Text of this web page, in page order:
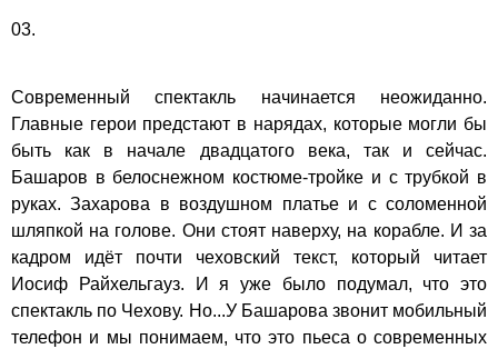
03.
Современный спектакль начинается неожиданно.
Главные герои предстают в нарядах, которые могли бы
быть как в начале двадцатого века, так и сейчас.
Башаров в белоснежном костюме-тройке и с трубкой в
руках. Захарова в воздушном платье и с соломенной
шляпкой на голове. Они стоят наверху, на корабле. И за
кадром идёт почти чеховский текст, который читает
Иосиф Райхельгауз. И я уже было подумал, что это
спектакль по Чехову. Но...У Башарова звонит мобильный
телефон и мы понимаем, что это пьеса о современных